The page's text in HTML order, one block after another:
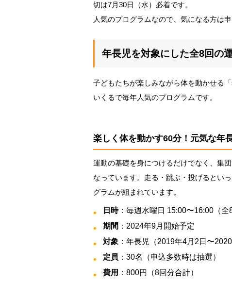
切は7月30日（水）必着です。
人気のプログラムなので、気になる方は
年長児を対象にした全8回の
子どもたちが楽しみながら体を動かせる
いくるで毎年人気のプログラムです。
楽しく体を動かす60分！元気な年
運動の基礎を身につけるだけでなく、集
なっています。走る・跳ぶ・投げるとい
グラムが組まれています。
日時：毎週水曜日 15:00〜16:00（全8
期間 ：2024年9月開始予定
対象 ：年長児（2019年4月2日〜
定員 ：30名（申込多数時は抽選）
費用 ：800円（8回分合計）